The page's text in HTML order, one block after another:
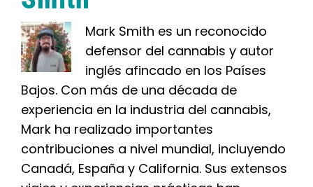
Mark Smith es un reconocido
defensor del cannabis y autor
inglés afincado en los Países
Bajos. Con más de una década de
experiencia en la industria del cannabis,
Mark ha realizado importantes
contribuciones a nivel mundial, incluyendo
Canadá, España y California. Sus extensos